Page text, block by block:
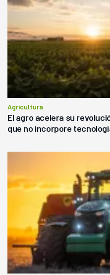
Agricultura
El agro acelera su
que no incorpore